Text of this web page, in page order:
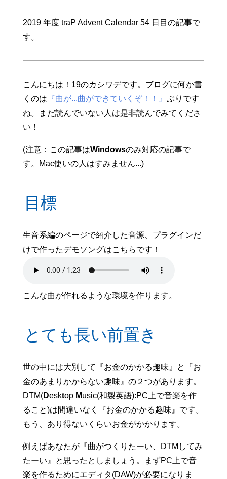
2019 年度 traP Advent Calendar 54 日目の記事で
す。
こんにちは！19のカシワデです。ブログに何か書
くのは 『曲が...曲ができていくぞ！！』 ぶりです
ね。まだ読んでいない人は是非読んでみてくださ
い！
(注意：この記事はWindowsのみ対応の記事で
す。Mac使いの人はすみません...)
目標
生音系編のページで紹介した音源、プラグインだ
けで作ったデモソングはこちらです！
こんな曲が作れるような環境を作ります。
とても長い前置き
世の中には大別して『お金のかかる趣味』と『お
金のあまりかからない趣味』の２つがあります。
DTM(Desktop Music(和製英語):PC上で音楽を作
ること)は間違いなく『お金のかかる趣味』です。
もう、あり得ないくらいお金がかかります。
例えばあなたが『曲がつくりたーい、DTMしてみ
たーい』と思ったとしましょう。まずPC上で音
楽を作るためにエディタ(DAW)が必要になりま